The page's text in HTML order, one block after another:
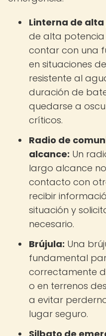
Linterna de
de alta potencia
contar con una
en situaciones
resistente al
duración de
quedarse a
críticos.
Radio de
alcance: Un
largo alcance
contacto con
recibir
situación y
necesario.
Brújula: Una
fundamental
correctamente
o en terrenos
a evitar
lugar seguro.